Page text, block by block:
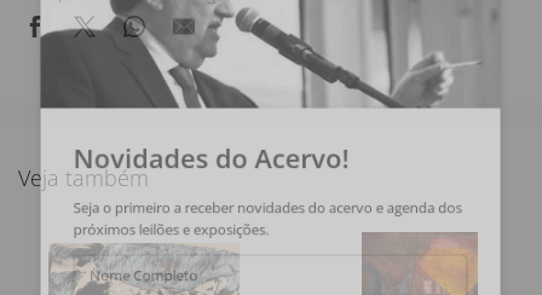
Veja também
Novidades do Acervo!
Seja o primeiro a receber novidades do acervo e agenda dos
próximos leilões e exposições.
Nome Completo